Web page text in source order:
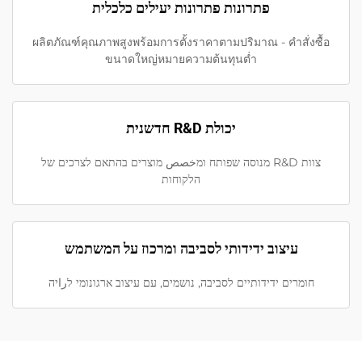
פתרונות פתרונות יעילים כלכלית
ผลิตภัณฑ์คุณภาพสูงพร้อมการตั้งราคาตามปริมาณ - คำสั่งซื้อ
ขนาดใหญ่หมายความต้นทุนต่ำ
יכולת R&D חדשנית
צוות R&D מנוסה שפותח ומخصص מוצרים בהתאם לצרכים של
הלקוחות
עיצוב ידידותי לסביבה ומרכוז על המשתמש
חומרים ידידותיים לסביבה, נושמים, עם עיצוב ארגונומי לراיה